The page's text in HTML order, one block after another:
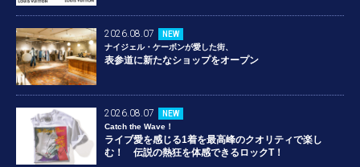
2026.08.07
NEW
ナイジェル・ケーボンが愛した街、
表参道に新たなショップをオープン
2026.08.07
NEW
Catch the Wave！
ライブ愛を感じる1着を最高峰のクオリティで楽し
む！ 伝説の熱狂を体感できるロックT！